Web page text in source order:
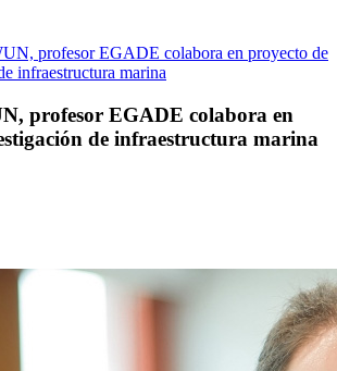
profesor EGADE colabora en proyecto de
infraestructura marina
profesor EGADE colabora en
de infraestructura marina